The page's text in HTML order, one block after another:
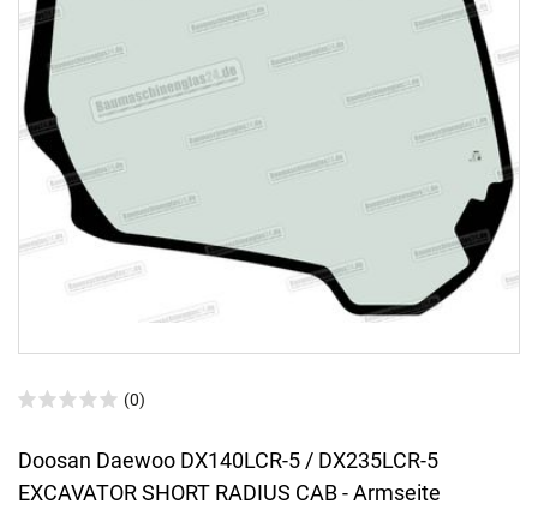
(0)
Doosan Daewoo DX140LCR-5 / DX235LCR-5
EXCAVATOR SHORT RADIUS CAB - Armseite